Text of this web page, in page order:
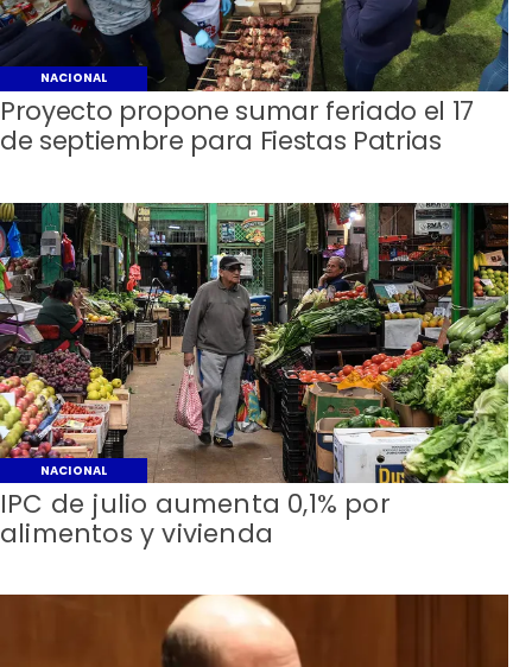
NACIONAL
Proyecto propone sumar feriado el 17
de septiembre para Fiestas Patrias
NACIONAL
IPC de julio aumenta 0,1% por
alimentos y vivienda